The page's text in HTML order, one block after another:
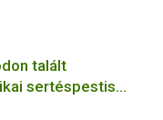
talált
sertéspestis